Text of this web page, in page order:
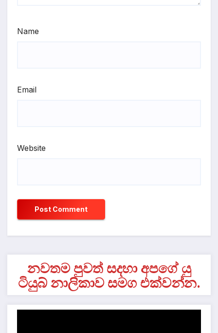
Name
Email
Website
නවතම පුවත් සදහා අපගේ යු
ටියුබ් නාලිකාව සමග එක්වන්න.